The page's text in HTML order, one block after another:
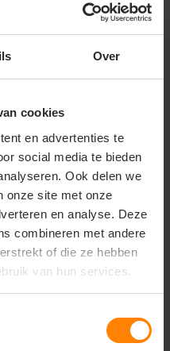
Over
cookies
en advertenties te
social media te bieden
Ook delen we
onze site met onze
en analyse. Deze
combineren met andere
of die ze hebben
van hun services.
ook leuk